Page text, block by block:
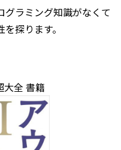
グラミング知識がなくて
探ります。
大全 書籍